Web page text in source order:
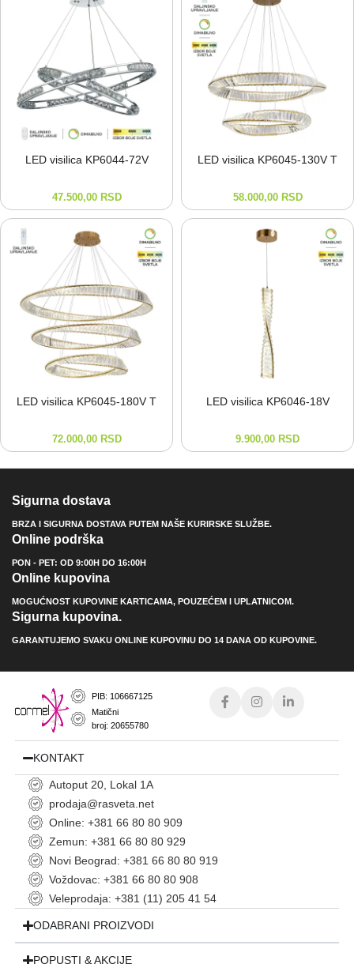
LED visilica KP6044-⁠72V
47.500,00 RSD
LED visilica KP6045-⁠130V T
58.000,00 RSD
LED visilica KP6045-⁠180V T
72.000,00 RSD
LED visilica KP6046-⁠18V
9.900,00 RSD
Sigurna dostava
BRZA I SIGURNA DOSTAVA PUTEM NAŠE KURIRSKE SLUŽBE.
Online podrška
PON - PET: OD 9:00H DO 16:00H
Online kupovina
MOGUĆNOST KUPOVINE KARTICAMA, POUZEĆEM I UPLATNICOM.
Sigurna kupovina.
GARANTUJEMO SVAKU ONLINE KUPOVINU DO 14 DANA OD KUPOVINE.
PIB: 106667125
Matični
broj: 20655780
KONTAKT
Autoput 20, Lokal 1A
prodaja@rasveta.net
Online: +381 66 80 80 909
Zemun: +381 66 80 80 929
Novi Beograd: +381 66 80 80 919
Voždovac: +381 66 80 80 908
Veleprodaja: +381 (11) 205 41 54
ODABRANI PROIZVODI
POPUSTI & AKCIJE